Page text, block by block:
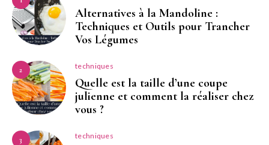
Alternatives à la Mandoline :
Techniques et Outils pour Trancher
Vos Légumes
2 techniques
Quelle est la taille d’une coupe
julienne et comment la réaliser chez
vous ?
3 techniques